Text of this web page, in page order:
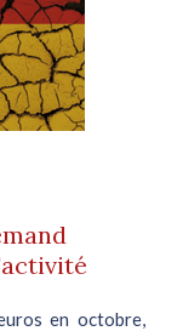
en octobre,